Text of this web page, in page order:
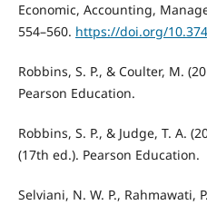
Economic, Accounting,
554–560. https://doi.org/
Robbins, S. P., & Coulter, M.
Pearson Education.
Robbins, S. P., & Judge, T. A.
(17th ed.). Pearson Education.
Selviani, N. W. P., Rahmawati,